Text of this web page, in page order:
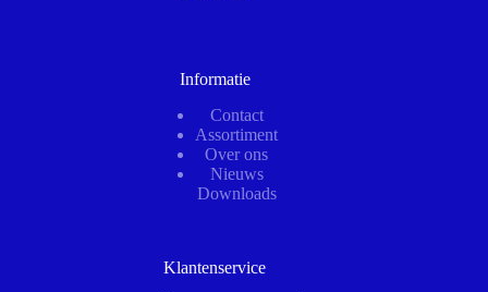
Informatie
Contact
Assortiment
Over ons
Nieuws
Downloads
Klantenservice